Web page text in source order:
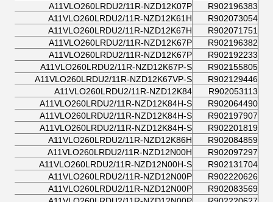
R902196383
A11VLO260LRDU2/11R-NZD12K07P
R902073054
A11VLO260LRDU2/11R-NZD12K61H
R902071751
A11VLO260LRDU2/11R-NZD12K67H
R902196382
A11VLO260LRDU2/11R-NZD12K67P
R902192233
A11VLO260LRDU2/11R-NZD12K67P
R902155805
A11VLO260LRDU2/11R-NZD12K67P-S
R902129446
A11VLO260LRDU2/11R-NZD12K67VP-S
R902053113
A11VLO260LRDU2/11R-NZD12K84
R902064490
A11VLO260LRDU2/11R-NZD12K84H-S
R902197907
A11VLO260LRDU2/11R-NZD12K84H-S
R902201819
A11VLO260LRDU2/11R-NZD12K84H-S
R902084859
A11VLO260LRDU2/11R-NZD12K86H
R902097297
A11VLO260LRDU2/11R-NZD12N00H
R902131704
A11VLO260LRDU2/11R-NZD12N00H-S
R902220626
A11VLO260LRDU2/11R-NZD12N00P
R902083569
A11VLO260LRDU2/11R-NZD12N00P